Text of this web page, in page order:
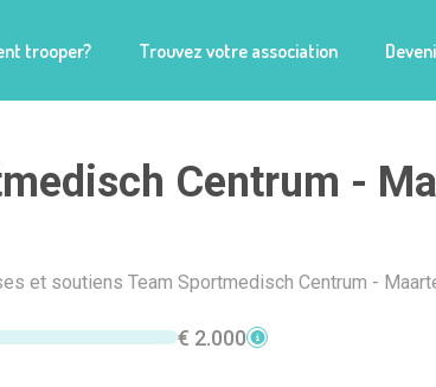
trooper? Trouvez votre association
Centrum -
et soutiens Team Sportmedisch Centrum -
€ 2.000